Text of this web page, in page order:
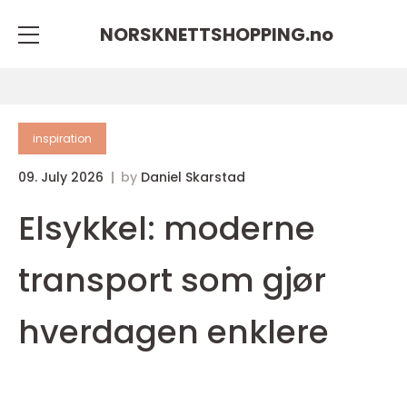
NORSKNETTSHOPPING.no
inspiration
09. July 2026 by Daniel Skarstad
Elsykkel: moderne
transport som gjør
hverdagen enklere